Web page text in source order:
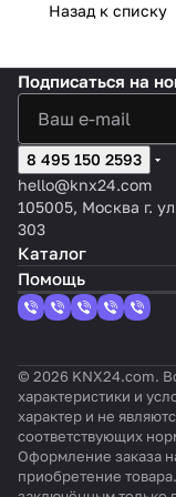
EIB 8x
управ
ление
24В=,
8А
AC
кана
л DC
12-
юзи
ала
12-
48
DC
ьное,
REG
Назад к списку
Подписаться на
8 495 150 2593
hello@knx24.com
105005, Москва г.
303
Каталог
Помощь
© 2026 KNX24.com.
характеристики и
характер и не
соответствующих
Оформление заказа
приобретение